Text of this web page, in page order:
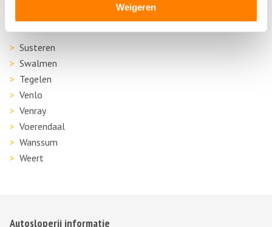
Weigeren
Sittard
Susteren
Swalmen
Tegelen
Venlo
Venray
Voerendaal
Wanssum
Weert
Autosloperij informatie